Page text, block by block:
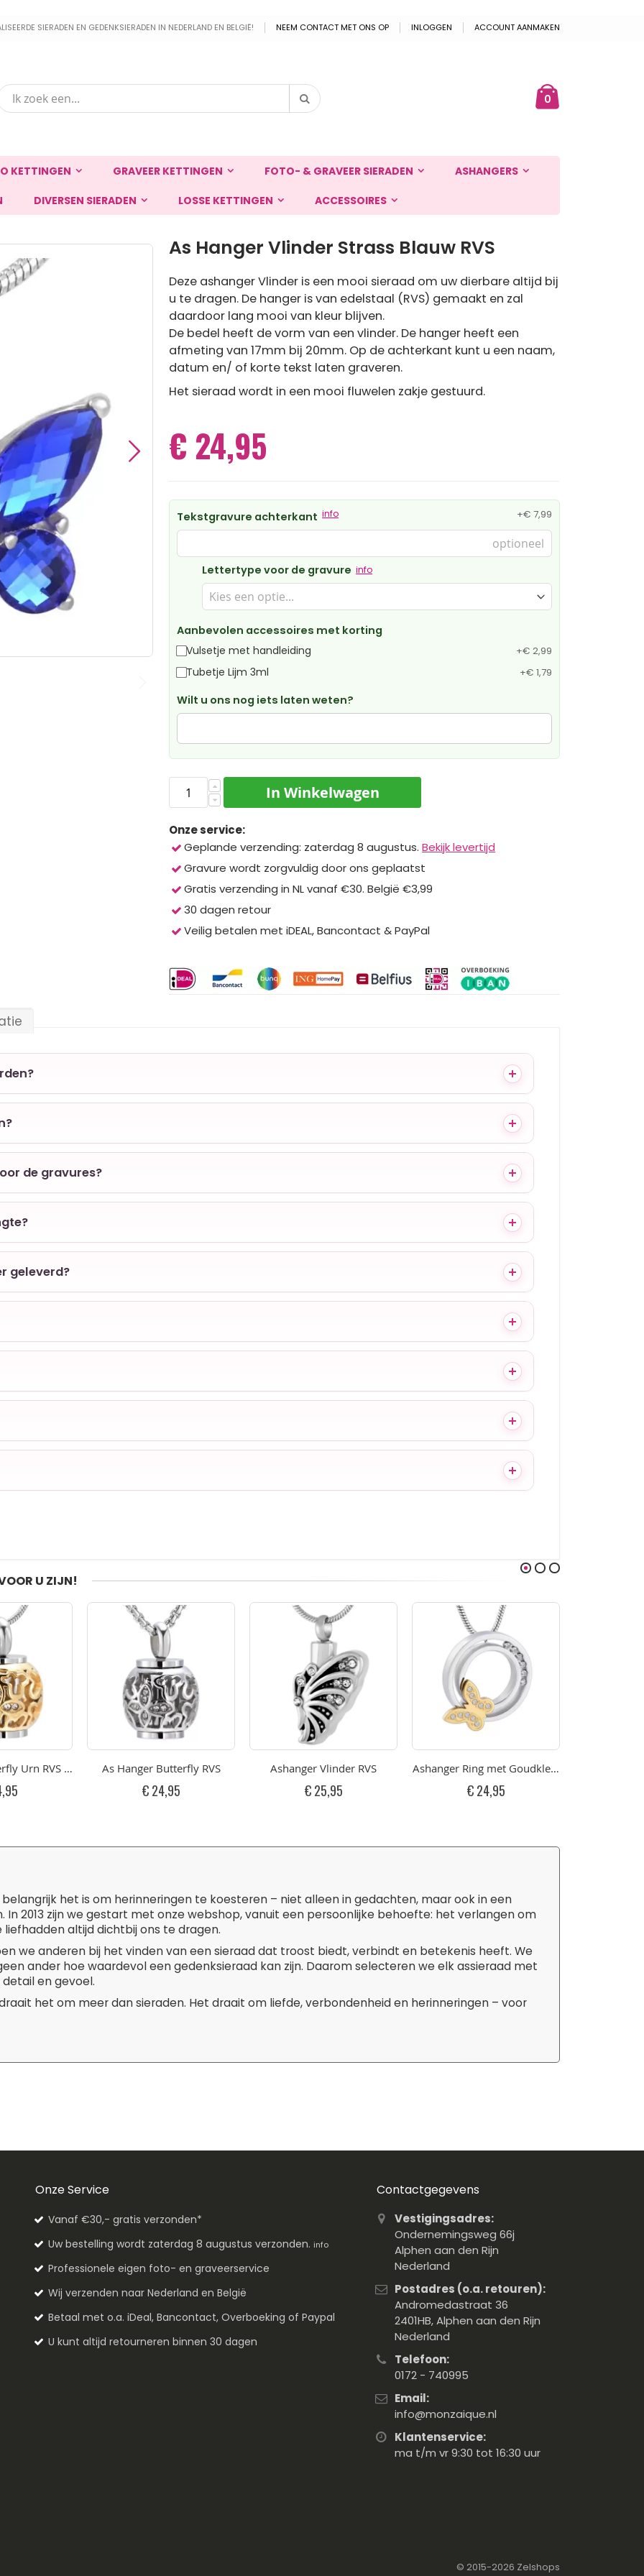
SIERADEN EN GEDENKSIERADEN IN NEDERLAND EN BELGIË! NEEM CONTACT MET ONS OP INLOGGEN ACCOUNT AANMAKEN
0producten
Zoek
KETTINGEN GRAVEER KETTINGEN FOTO- & GRAVEER SIERADEN ASHANGERS
DIVERSEN SIERADEN LOSSE KETTINGEN ACCESSOIRES
As Hanger Vlinder Strass Blauw RVS
Deze ashanger Vlinder is een mooi sieraad om uw dierbare altijd bij
u te dragen. De hanger is van edelstaal (RVS) gemaakt en zal
daardoor lang mooi van kleur blijven.
De bedel heeft de vorm van een vlinder. De hanger heeft een
afmeting van 17mm bij 20mm. Op de achterkant kunt u een naam,
datum en/ of korte tekst laten graveren.
Het sieraad wordt in een mooi fluwelen zakje gestuurd.
€ 24,95
Tekstgravure achterkant info +€ 7,99
Lettertype voor de gravure info
Aanbevolen accessoires met korting
Vulsetje met handleiding
+€ 2,99
Tubetje Lijm 3ml +€ 1,79
Wilt u ons nog iets laten weten?
In Winkelwagen
Onze service:
Geplande verzending: zaterdag 8 augustus. Bekijk levertijd
Gravure wordt zorgvuldig door ons geplaatst
Gratis verzending in NL vanaf €30. België €3,99
30 dagen retour
Veilig betalen met iDEAL, Bancontact & PayPal
de gravures?
geleverd?
U ZIJN!
Urn RVS GoudkleurigAs Hanger Butterfly RVS
€ 24,95
Ashanger Vlinder RVS
€ 25,95
Ashanger Ring met Goudkleurige Vlinder RVS
€ 24,95
het is om herinneringen te koesteren – niet alleen in gedachten, maar ook in een
In 2013 zijn we gestart met onze webshop, vanuit een persoonlijke behoefte: het verlangen om
liefhadden altijd dichtbij ons te dragen.
we anderen bij het vinden van een sieraad dat troost biedt, verbindt en betekenis heeft. We
ander hoe waardevol een gedenksieraad kan zijn. Daarom selecteren we elk assieraad met
en gevoel.
het om meer dan sieraden. Het draait om liefde, verbondenheid en herinneringen – voor
Onze Service
Vanaf €30,- gratis verzonden*
Uw bestelling wordt zaterdag 8 augustus verzonden. info
Professionele eigen foto- en graveerservice
Wij verzenden naar Nederland en België
Betaal met o.a. iDeal, Bancontact, Overboeking of Paypal
U kunt altijd retourneren binnen 30 dagen
Contactgegevens
Vestigingsadres:
Ondernemingsweg 66j
Alphen aan den Rijn
Nederland
Postadres (o.a. retouren):
Andromedastraat 36
2401HB, Alphen aan den Rijn
Nederland
Telefoon:
0172 - 740995
Email:
info@monzaique.nl
Klantenservice:
ma t/m vr 9:30 tot 16:30 uur
© 2015-2026 Zelshops